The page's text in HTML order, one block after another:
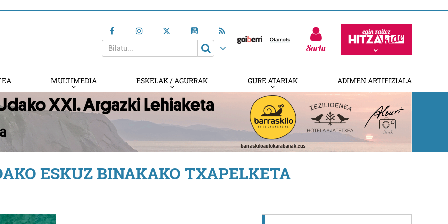
Sartu
MULTIMEDIA ESKELAK / AGURRAK GURE ATARIAK ADIMEN ARTIFIZIALA
ESKUZ BINAKAKO TXAPELKETA